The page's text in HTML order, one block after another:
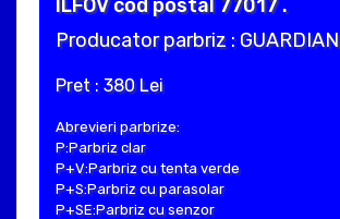
ILFOV cod postal 77017 .
Producator parbriz : GUARDIAN
Pret : 380 Lei
Abrevieri parbrize:
P:Parbriz clar
P+V:Parbriz cu tenta verde
P+S:Parbriz cu parasolar
P+SE:Parbriz cu senzor